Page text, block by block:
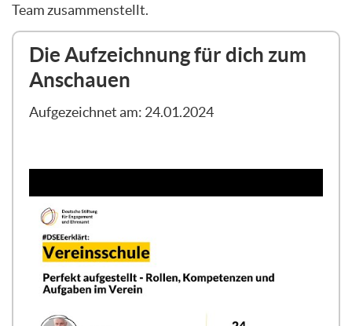
Team zusammenstellt.
Die Aufzeichnung für dich zum
Anschauen
Aufgezeichnet am: 24.01.2024